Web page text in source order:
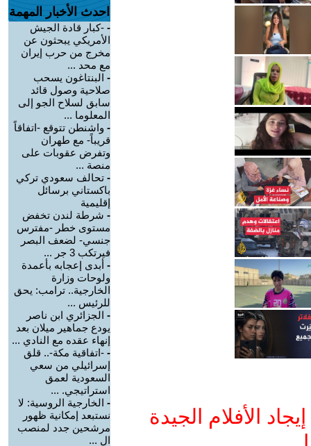
الأفلام الجيدة
احدث الأخبار المهمة
- -كبار قادة الجيش
الأمريكي يبحثون عن
مخرج من حرب إيران
مع محد ...
- البنتاغون يسحب
صلاحية وصول قائد
سابق لسلاح الجو إلى
المعلوما ...
- واشنطن تتوقع -اتفاقاً
قريباً- مع طهران
وتفرض عقوبات على
منصة ...
- تحالف سعودي تركي
باكستاني برسائل
إقليمية
- شرطة لندن تخفض
مستوى خطر -مفترس
جنسي- لضعف البصر
فيرتكب 3 جر ...
- أبدى إعجابه بأعمدة
ولوحات وزارة
الخارجية.. ترامب: يحق
للرئيس ...
- الجزائري ابن ناصر
يودع جماهير ميلان بعد
إنهاء عقده مع النادي ...
- -اتفاقية مكة-.. قلق
إسرائيلي من سعي
السعودية لعمق
استراتيجي. ...
- الخارجية الروسية: لا
نستبعد إمكانية ظهور
مرشحين جدد لمنصب
ال ...